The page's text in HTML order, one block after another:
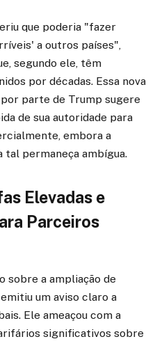
que poderia "fazer
a outros países",
segundo ele, têm
por décadas. Essa nova
parte de Trump sugere
de sua autoridade para
embora a
tal permaneça ambígua.
Elevadas e
Parceiros
sobre a ampliação de
um aviso claro a
Ele ameaçou com a
significativos sobre